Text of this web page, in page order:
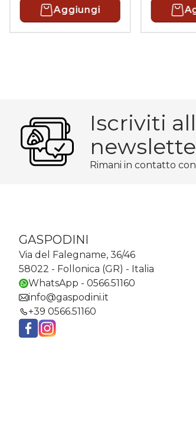
Aggiungi
Iscriviti
Rimani in contatto
GASPODINI
Via del Falegname, 36/46
58022 - Follonica (GR) - Italia
WhatsApp - 0566.51160
info@gaspodini.it
+39 0566.51160